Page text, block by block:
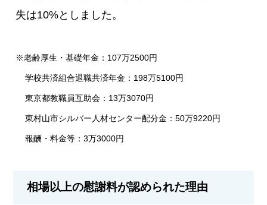
失は10%としました。
※老齢厚生・基礎年金：107万2500円
学校共済組合退職共済年金：198万5100円
東京都教職員互助会：13万3070円
東村山市シルバー人材センター配分金：50万9220円
報酬・料金等：3万3000円
相場以上の慰謝料が認められた理由